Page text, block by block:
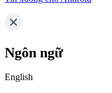
Ngôn ngữ
English